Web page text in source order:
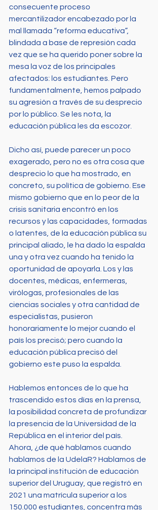
consecuente proceso
mercantilizador encabezado por la
mal llamada “reforma educativa”,
blindada a base de represión cada
vez que se ha querido poner sobre la
mesa la voz de los principales
afectados: los estudiantes. Pero
fundamentalmente, hemos palpado
su agresión a través de su desprecio
por lo público. Se les nota, la
educación pública les da escozor.
Dicho así, puede parecer un poco
exagerado, pero no es otra cosa que
desprecio lo que ha mostrado, en
concreto, su política de gobierno. Ese
mismo gobierno que en lo peor de la
crisis sanitaria encontró en los
recursos y las capacidades, formadas
o latentes, de la educación pública su
principal aliado, le ha dado la espalda
una y otra vez cuando ha tenido la
oportunidad de apoyarla. Los y las
docentes, médicas, enfermeras,
virólogas, profesionales de las
ciencias sociales y otra cantidad de
especialistas, pusieron
honorariamente lo mejor cuando el
país los precisó; pero cuando la
educación pública precisó del
gobierno este puso la espalda.
Hablemos entonces de lo que ha
trascendido estos días en la prensa,
la posibilidad concreta de profundizar
la presencia de la Universidad de la
República en el interior del país.
Ahora, ¿de qué hablamos cuando
hablamos de la UdelaR? Hablamos de
la principal institución de educación
superior del Uruguay, que registró en
2021 una matrícula superior a los
150.000 estudiantes, concentra más